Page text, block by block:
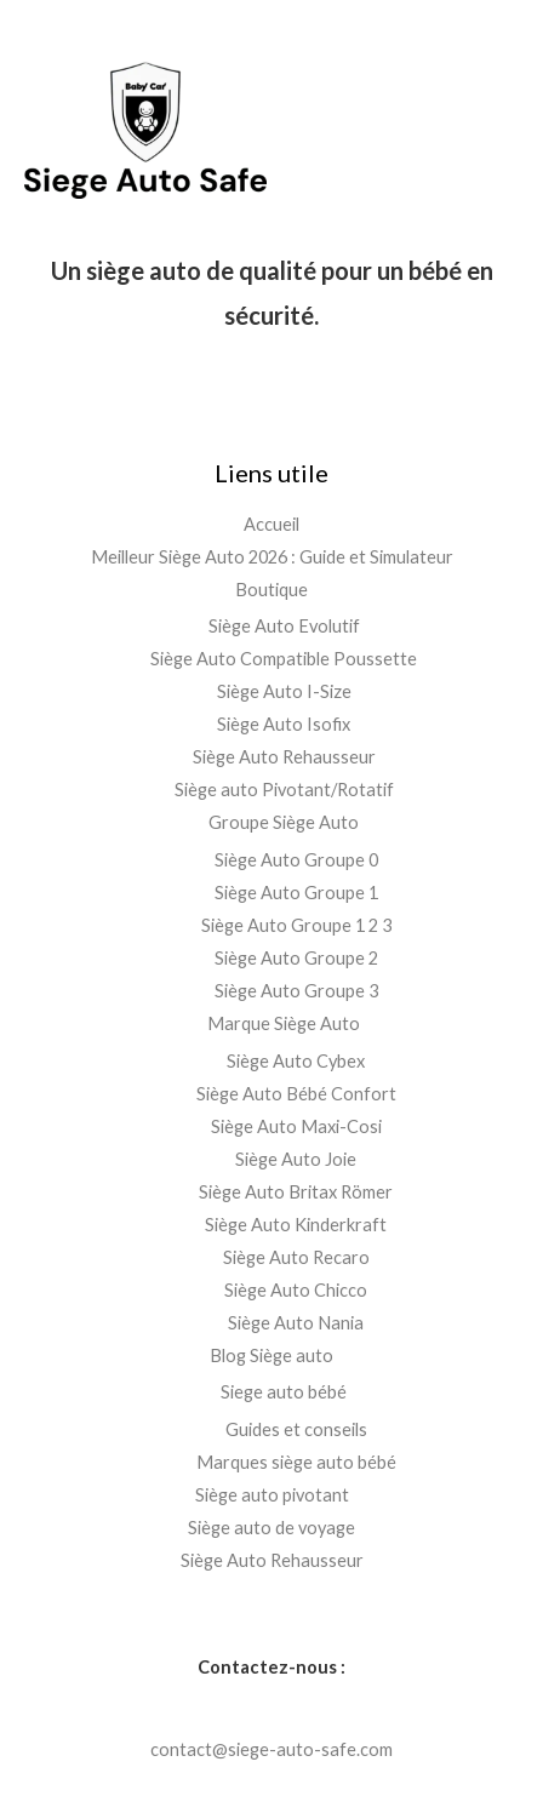
Un siège auto de qualité pour un bébé en
sécurité.
Liens utile
Accueil
Meilleur Siège Auto 2026 : Guide et Simulateur
Boutique
Siège Auto Evolutif
Siège Auto Compatible Poussette
Siège Auto I-Size
Siège Auto Isofix
Siège Auto Rehausseur
Siège auto Pivotant/Rotatif
Groupe Siège Auto
Siège Auto Groupe 0
Siège Auto Groupe 1
Siège Auto Groupe 1 2 3
Siège Auto Groupe 2
Siège Auto Groupe 3
Marque Siège Auto
Siège Auto Cybex
Siège Auto Bébé Confort
Siège Auto Maxi-Cosi
Siège Auto Joie
Siège Auto Britax Römer
Siège Auto Kinderkraft
Siège Auto Recaro
Siège Auto Chicco
Siège Auto Nania
Blog Siège auto
Siege auto bébé
Guides et conseils
Marques siège auto bébé
Siège auto pivotant
Siège auto de voyage
Siège Auto Rehausseur
Contactez-nous :
contact@siege-auto-safe.com